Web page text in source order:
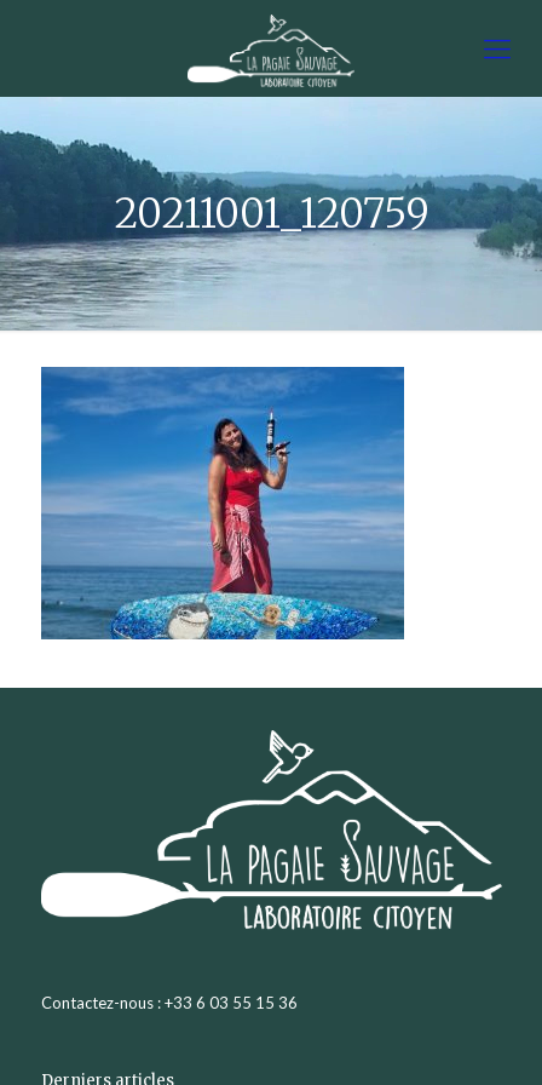
20211001_120759
Contactez-nous : +33 6 03 55 15 36
Derniers articles